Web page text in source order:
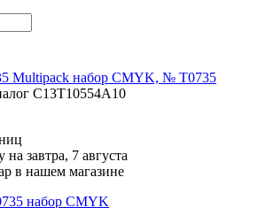
Multipack набор CMYK, № T0735
C13T10554A10
на завтра, 7 августа
в нашем магазине